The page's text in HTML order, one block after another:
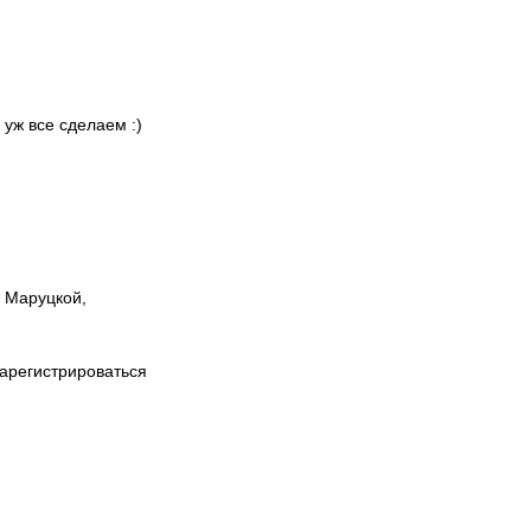
уж все сделаем :)